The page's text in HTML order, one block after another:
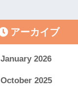
アーカイブ
January 2026
October 2025